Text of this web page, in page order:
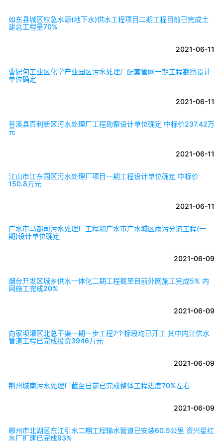
如东县城区应急水源(地下水)供水工程项目二期工程目前已完成土
建总工程量70%
2021-06-11
曹妃甸工业区化学产业园区污水处理厂配套管网一期工程勘察设计
单位确定
2021-06-11
苍溪县百利新区污水处理厂工程勘察设计单位确定 中标价237.42万
元
2021-06-11
江山市江东园区污水处理厂项目一期工程设计单位确定 中标价
150.8万元
2021-06-11
广水市马都司污水处理厂工程和广水市广水城区雨污分流工程(一
期)设计单位确定
2021-06-09
烟台开发区城乡供水一体化二期工程截至目前外网施工完成5% 内
网施工完成20%
2021-06-09
向家坝灌区北总干渠一期一步工程7个标段均已开工 其中内江供水
管道工程已完成投资3946万元
2021-06-09
荆州城南污水处理厂截至日前已完成整体工程进度70%左右
2021-06-09
郴州市北湖区东江引水二期工程输水管道已安装60.5公里 资兴星红
水厂扩建已完成93%